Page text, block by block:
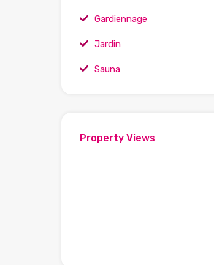
Gardiennage
Jardin
Sauna
Property Views